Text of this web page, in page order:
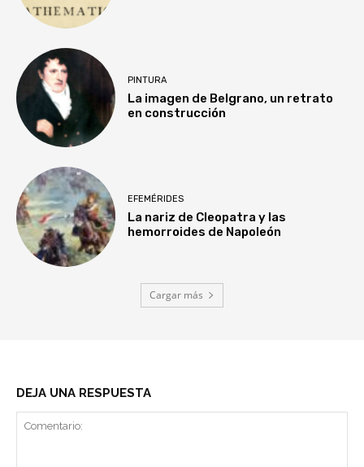
PINTURA
La imagen de Belgrano, un retrato
en construcción
EFEMÉRIDES
La nariz de Cleopatra y las
hemorroides de Napoleón
Cargar más
DEJA UNA RESPUESTA